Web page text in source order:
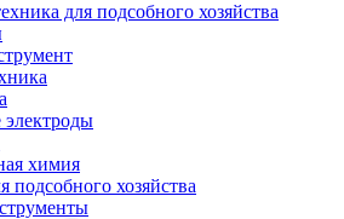
для подсобного хозяйства
химия
подсобного хозяйства